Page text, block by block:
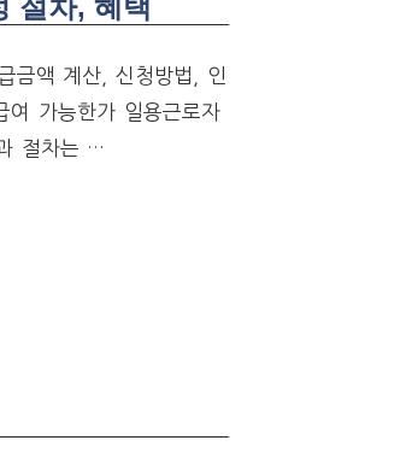
금액 계산, 신청방법, 인
여 가능한가 일용근로자
절차는 …